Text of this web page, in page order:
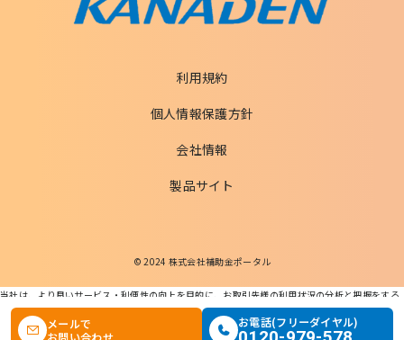
メールで
お問い合わせ
お電話(フリーダイヤル)
この条件で検索する
利用規約
個人情報保護方針
会社情報
製品サイト
© 2024 株式会社補助金ポータル
当社は、より良いサービス・利便性の向上を目的に、お取引先様の利用状況の分析と把握をする
ためCookieを利用します。
本ウェブサイトを利用することで、Cookieの使用に同意するものとします。